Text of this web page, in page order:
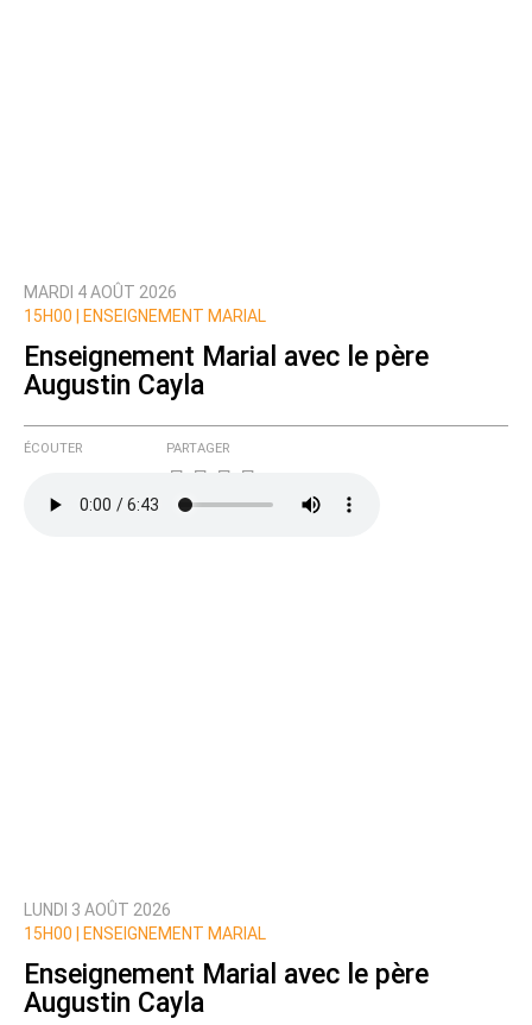
MARDI 4 AOÛT 2026
15H00 |
ENSEIGNEMENT MARIAL
Enseignement Marial avec le père
Augustin Cayla
ÉCOUTER PARTAGER
LUNDI 3 AOÛT 2026
15H00 |
ENSEIGNEMENT MARIAL
Enseignement Marial avec le père
Augustin Cayla